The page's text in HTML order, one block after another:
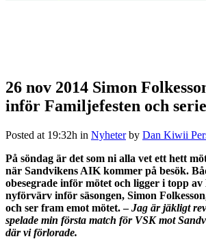
26 nov 2014 Simon
inför Familjefesten och
Posted at 19:32h in Nyheter by Dan Kiwii
På söndag är det som ni alla vet ett hett
när Sandvikens AIK kommer på besök.
obesegrade inför mötet och ligger i topp
nyförvärv inför säsongen, Simon
och ser fram emot mötet. –Jag är jäkligt
spelade min första match för VSK mot
där vi förlorade.